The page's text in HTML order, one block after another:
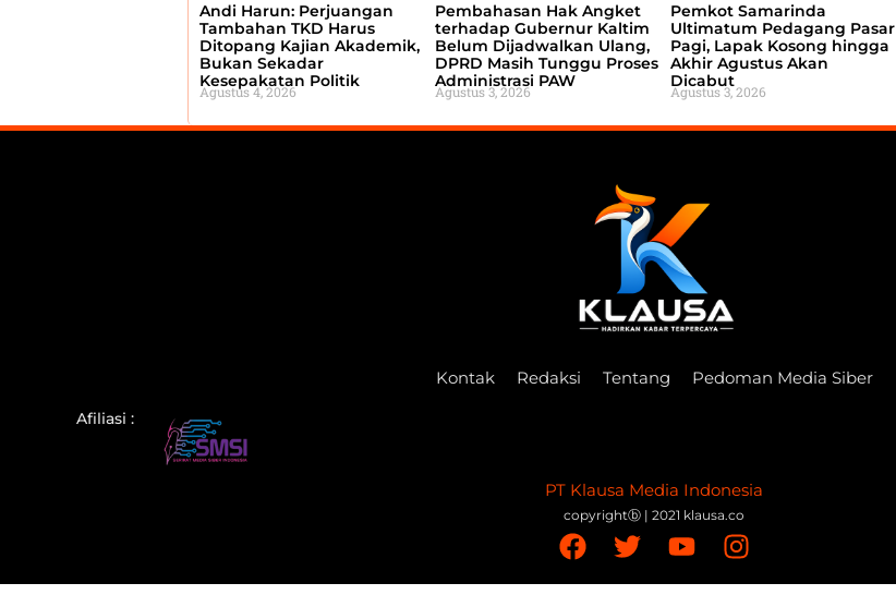
Andi Harun: Perjuangan
Tambahan TKD Harus
Ditopang Kajian Akademik,
Bukan Sekadar
Kesepakatan Politik
Agustus 4, 2026
Pembahasan Hak Angket
terhadap Gubernur Kaltim
Belum Dijadwalkan Ulang,
DPRD Masih Tunggu Proses
Administrasi PAW
Agustus 3, 2026
Pemkot Samarinda
Ultimatum Pedagang Pasar
Pagi, Lapak Kosong hingga
Akhir Agustus Akan
Dicabut
Agustus 3, 2026
Kontak Redaksi Tentang Pedoman Media Siber
Afiliasi :
PT Klausa Media Indonesia
copyrightⓑ | 2021 klausa.co